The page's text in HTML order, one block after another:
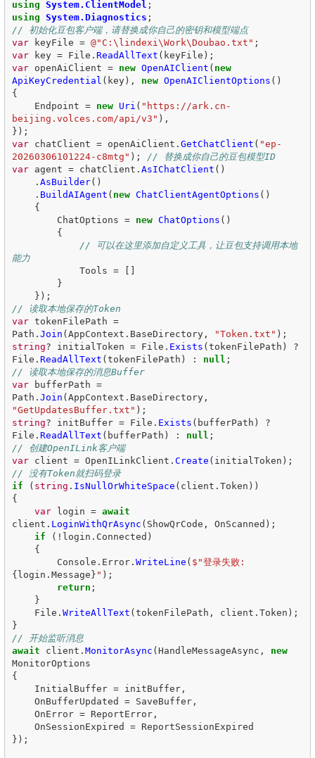
using System.ClientModel ;
using System.Diagnostics ;
// 初始化豆包客户端，请替换成你自己的密钥和模型端点
var
keyFile = @"C:\lindexi\Work\Doubao.txt" ;
var
key = File . ReadAllText ( keyFile );
var
openAiClient = new OpenAIClient ( new
ApiKeyCredential ( key), new OpenAIClientOptions ()
{
Endpoint = new Uri ( "https://ark.cn-
beijing.volces.com/api/v3" ),
});
var
chatClient = openAiClient . GetChatClient ( "ep-
20260306101224-c8mtg" );
// 替换成你自己的豆包模型ID
var
agent = chatClient . AsIChatClient ()
. AsBuilder()
. BuildAIAgent ( new ChatClientAgentOptions ()
{
ChatOptions = new ChatOptions ()
{
// 可以在这里添加自定义工具，让豆包支持调用本地
能力
Tools =
[]
}
});
// 读取本地保存的Token
var tokenFilePath =
Path . Join (AppContext . BaseDirectory, "Token.txt" );
string? initialToken = File . Exists (tokenFilePath )
?
File . ReadAllText (tokenFilePath ) : null ;
// 读取本地保存的消息Buffer
var
bufferPath =
Path . Join (AppContext . BaseDirectory,
"GetUpdatesBuffer.txt" );
string? initBuffer = File . Exists ( bufferPath )
?
File . ReadAllText ( bufferPath ) : null ;
// 创建OpenILink客户端
var
client = OpenILinkClient . Create ( initialToken );
// 没有Token就扫码登录
if
( string . IsNullOrWhiteSpace ( client . Token ))
{
var
login = await
client . LoginWithQrAsync ( ShowQrCode , OnScanned );
if
(! login . Connected )
{
Console . Error. WriteLine (
{login . Message} " );
return ;
}
File . WriteAllText (tokenFilePath , client . Token );
}
// 开始监听消息
await
client . MonitorAsync (HandleMessageAsync ,
new
MonitorOptions
{
InitialBuffer = initBuffer,
OnBufferUpdated
= SaveBuffer,
OnError = ReportError,
OnSessionExpired
=
ReportSessionExpired
});